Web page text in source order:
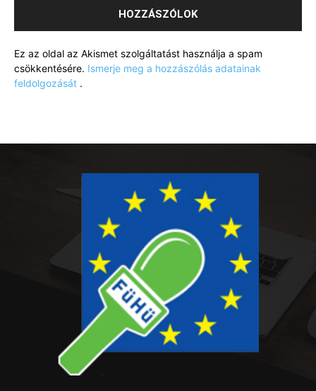
Ez az oldal az Akismet szolgáltatást használja a spam
csökkentésére. Ismerje meg a hozzászólás adatainak
feldolgozását .